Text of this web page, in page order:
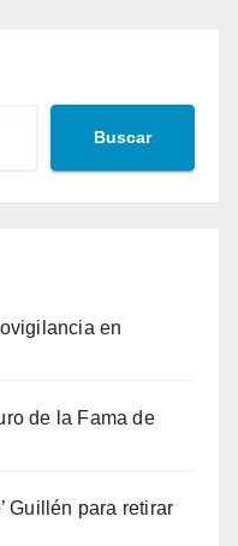
Buscar
en
de la Fama de
Guillén para retirar